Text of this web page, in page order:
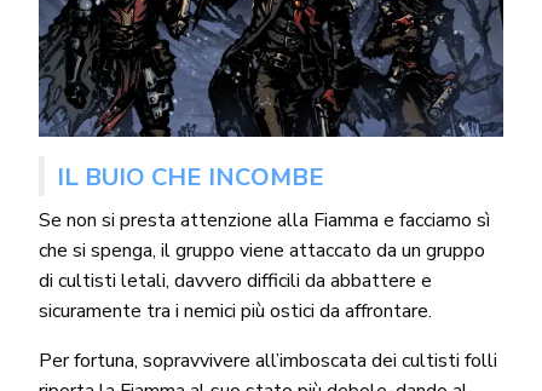
IL BUIO CHE INCOMBE
Se non si presta attenzione alla Fiamma e facciamo sì
che si spenga, il gruppo viene attaccato da un gruppo
di cultisti letali, davvero difficili da abbattere e
sicuramente tra i nemici più ostici da affrontare.
Per fortuna, sopravvivere all’imboscata dei cultisti folli